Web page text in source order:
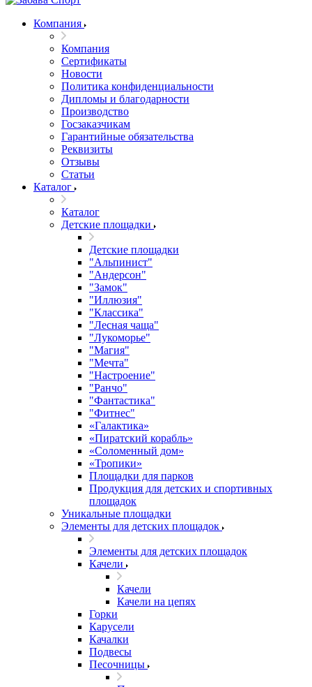
Компания
Компания
Сертификаты
Новости
Политика конфиденциальности
Дипломы и благодарности
Производство
Госзаказчикам
Гарантийные обязательства
Реквизиты
Отзывы
Статьи
Каталог
Каталог
Детские площадки
Детские площадки
"Альпинист"
"Андерсон"
"Замок"
"Иллюзия"
"Классика"
"Лесная чаща"
"Лукоморье"
"Магия"
"Мечта"
"Настроение"
"Ранчо"
"Фантастика"
"Фитнес"
«Галактика»
«Пиратский корабль»
«Соломенный дом»
«Тропики»
Площадки для парков
Продукция для детских и спортивных
площадок
Уникальные площадки
Элементы для детских площадок
Элементы для детских площадок
Качели
Качели
Качели на цепях
Горки
Карусели
Качалки
Подвесы
Песочницы